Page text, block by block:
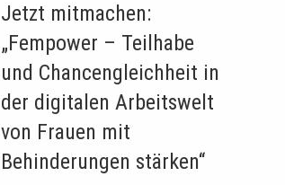
Jetzt mitmachen:
„Fempower – Teilhabe
und Chancengleichheit in
der digitalen Arbeitswelt
von Frauen mit
Behinderungen stärken“